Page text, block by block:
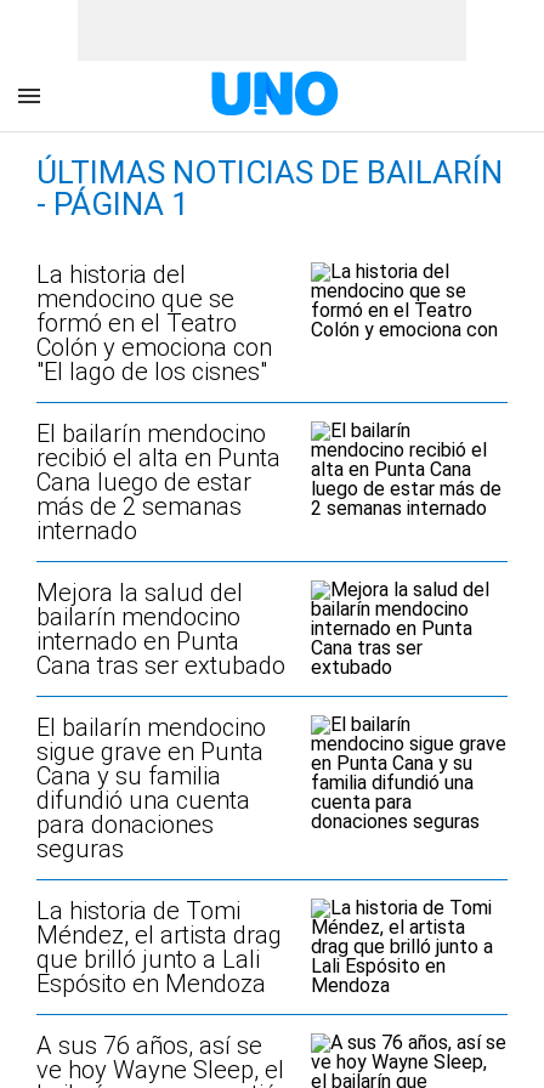
ÚLTIMAS NOTICIAS DE BAILARÍN
- PÁGINA 1
La historia del
mendocino que se
formó en el Teatro
Colón y emociona con
"El lago de los cisnes"
El bailarín mendocino
recibió el alta en Punta
Cana luego de estar
más de 2 semanas
internado
Mejora la salud del
bailarín mendocino
internado en Punta
Cana tras ser extubado
El bailarín mendocino
sigue grave en Punta
Cana y su familia
difundió una cuenta
para donaciones
seguras
La historia de Tomi
Méndez, el artista drag
que brilló junto a Lali
Espósito en Mendoza
A sus 76 años, así se
ve hoy Wayne Sleep, el